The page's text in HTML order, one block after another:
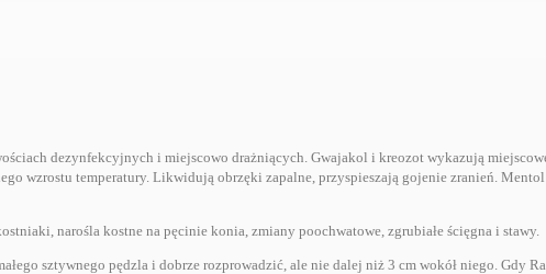
dezynfekcyjnych i miejscowo drażniących. Gwajakol i kreozot wykazują
wzrostu temperatury. Likwidują obrzęki zapalne, przyspieszają gojenie zranień.
narośla kostne na pęcinie konia, zmiany poochwatowe, zgrubiałe ścięgna i stawy.
sztywnego pędzla i dobrze rozprowadzić, ale nie dalej niż 3 cm wokół niego. Gdy